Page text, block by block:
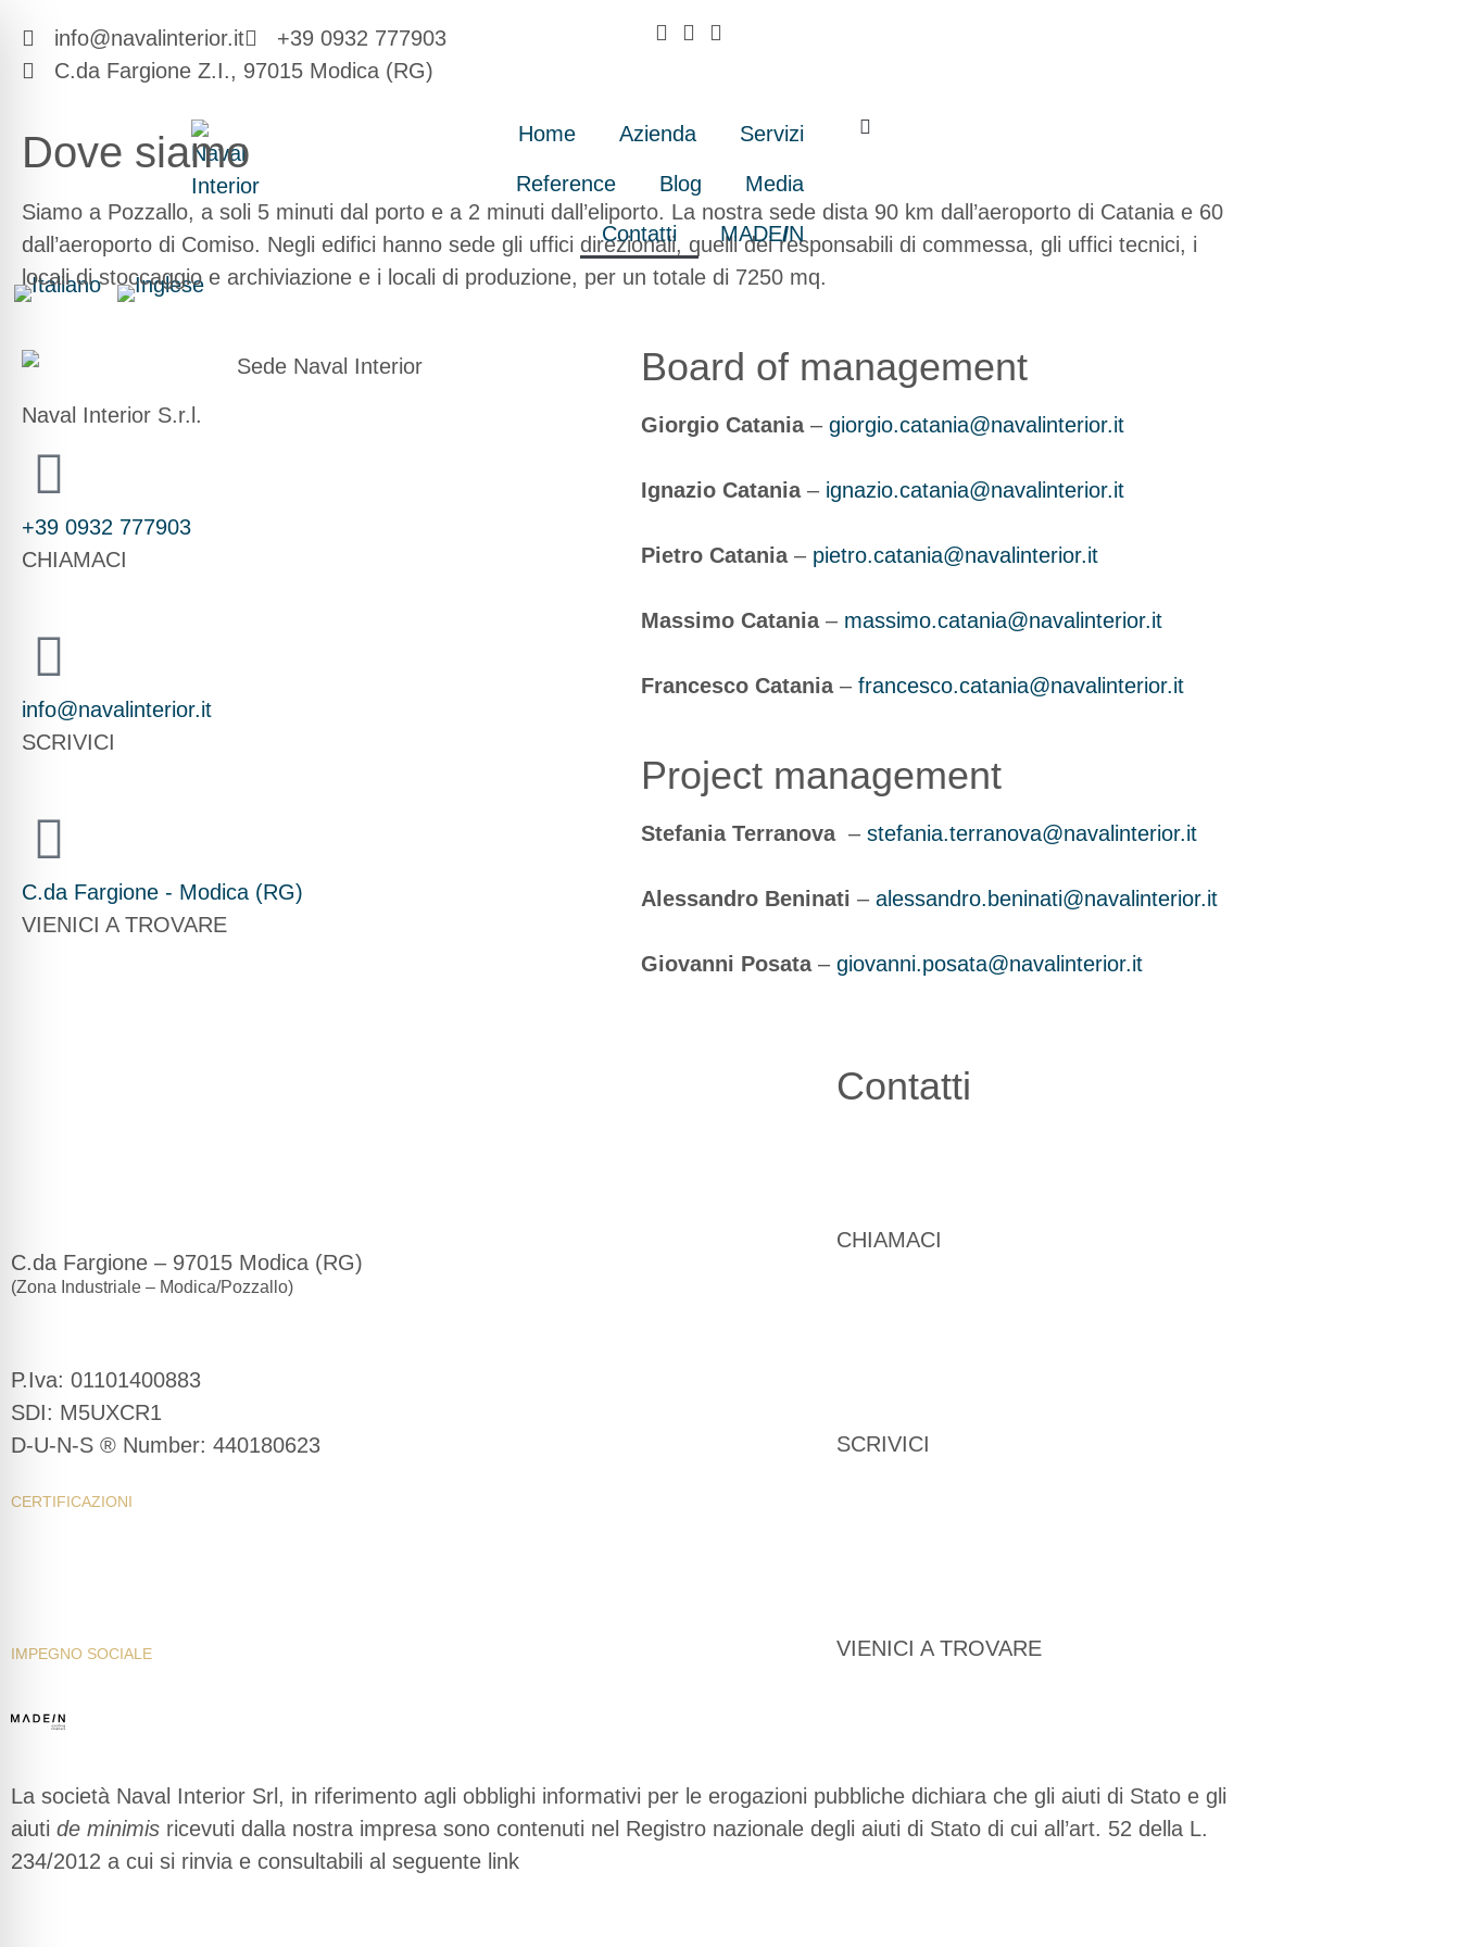
info@navalinterior.it
+39 0932 777903
C.da Fargione Z.I., 97015 Modica (RG)
Home Azienda Servizi
Reference Blog Media
Contatti MADEIN
Dove siamo
Siamo a Pozzallo, a soli 5 minuti dal porto e a 2 minuti dall’eliporto. La nostra sede dista 90 km dall’aeroporto di Catania e 60
dall’aeroporto di Comiso. Negli edifici hanno sede gli uffici direzionali, quelli dei responsabili di commessa, gli uffici tecnici, i
locali di stoccaggio e archiviazione e i locali di produzione, per un totale di 7250 mq.
Naval Interior S.r.l.
+39 0932 777903
CHIAMACI
info@navalinterior.it
SCRIVICI
C.da Fargione - Modica (RG)
VIENICI A TROVARE
Board of management
Giorgio Catania– giorgio.catania@navalinterior.it
Ignazio Catania– ignazio.catania@navalinterior.it
Pietro Catania– pietro.catania@navalinterior.it
Massimo Catania– massimo.catania@navalinterior.it
Francesco Catania– francesco.catania@navalinterior.it
Project management
Stefania Terranova– stefania.terranova@navalinterior.it
Alessandro Beninati – alessandro.beninati@navalinterior.it
Giovanni Posata– giovanni.posata@navalinterior.it
C.da Fargione – 97015 Modica (RG)
(Zona Industriale – Modica/Pozzallo)
P.Iva: 01101400883
SDI: M5UXCR1
D-U-N-S ® Number: 440180623
CERTIFICAZIONI
IMPEGNO SOCIALE
Contatti
CHIAMACI
SCRIVICI
VIENICI A TROVARE
La società Naval Interior Srl, in riferimento agli obblighi informativi per le erogazioni pubbliche dichiara che gli aiuti di Stato e gli
aiuti de minimis ricevuti dalla nostra impresa sono contenuti nel Registro nazionale degli aiuti di Stato di cui all’art. 52 della L.
234/2012 a cui si rinvia e consultabili al seguente link